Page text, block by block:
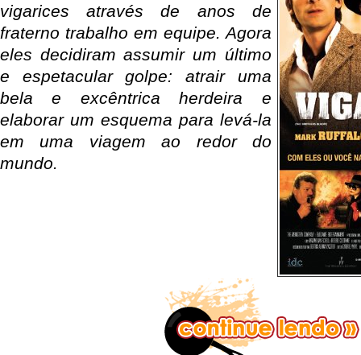
vigarices através de anos de
fraterno trabalho em equipe. Agora
eles decidiram assumir um último
e espetacular golpe: atrair uma
bela e excêntrica herdeira e
elaborar um esquema para levá-la
em uma viagem ao redor do
mundo.